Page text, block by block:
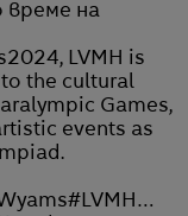
време на
, LVMH is
the cultural
Games,
events as
#LVMH …